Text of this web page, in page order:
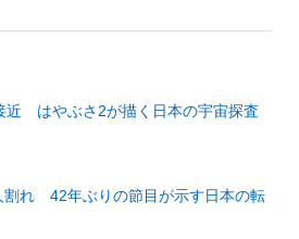
近 はやぶさ2が描く日本の宇宙探査
割れ 42年ぶりの節目が示す日本の転